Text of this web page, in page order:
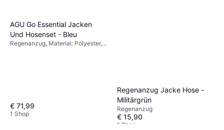
AGU Go Essential Jacken
Und Hosenset - Bleu
Regenanzug, Material: Polyester,
€ 71,99
1 Shop
Regenanzug Jacke Hose -
Militärgrün
Regenanzug
€ 15,90
1 Shop